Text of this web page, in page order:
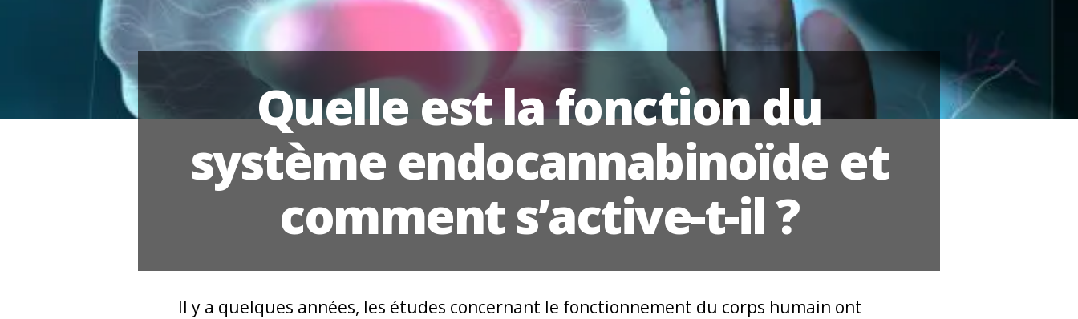
Quelle est la fonction du
système endocannabinoïde et
comment s’active-t-il ?
Il y a quelques années, les études concernant le fonctionnement du corps humain ont